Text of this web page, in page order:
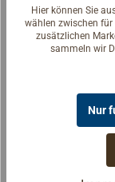
Reden Sie mit
Seglerinnen.
passende
Hier können Sie
wählen zwischen für
zusätzlichen
sammeln wir
Nur